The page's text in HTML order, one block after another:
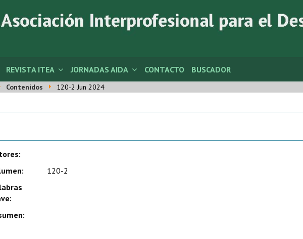
REVISTA ITEA JORNADAS AIDA CONTACTO BUSCADOR
Contenidos 120-2 Jun 2024
120-2